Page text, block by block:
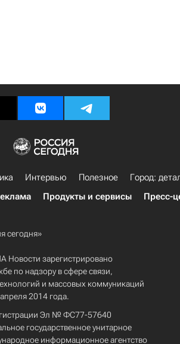
Интервью Полезное
Город:
Продукты и сервисы Пресс-
сегодня»
Новости зарегистрировано
по надзору в сфере связи,
и массовых коммуникаций
2014 года.
Эл № ФС77-57640
государственное унитарное
информационное агентство